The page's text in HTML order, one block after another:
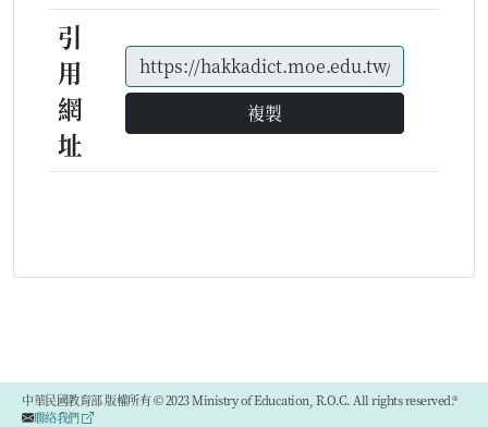
引
用
網
址
複製
中華民國教育部 版權所有 © 2023 Ministry of Education, R.O.C. All rights reserved.®
聯絡我們